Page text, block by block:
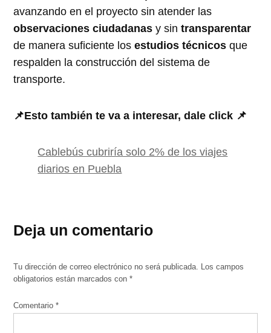
avanzando en el proyecto sin atender las
observaciones ciudadanas y sintransparentar
de manera suficiente losestudios técnicos que
respalden la construcción del sistema de
transporte.
📌Esto también te va a interesar, dale click 📌
Cablebús cubriría solo 2% de los viajes
diarios en Puebla
Deja un comentario
Tu dirección de correo electrónico no será publicada. Los campos
obligatorios están marcados con*
Comentario*